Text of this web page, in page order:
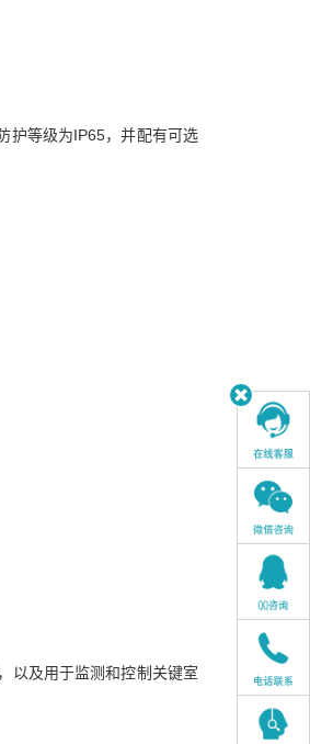
护等级为IP65，并配有可选
以及用于监测和控制关键室